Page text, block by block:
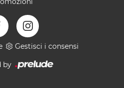
Gestisci i consensi
by